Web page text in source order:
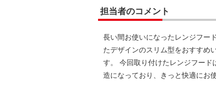
担当者のコメント
長い間お使いになったレンジフー
たデザインのスリム型をおすすめ
す。 今回取り付けたレンジフー
造になっており、きっと快適にお